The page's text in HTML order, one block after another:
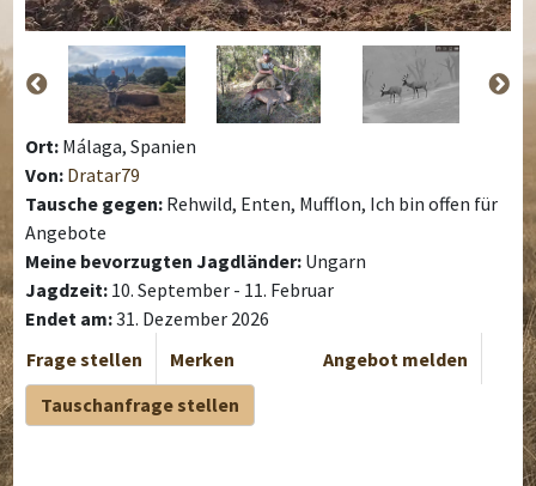
Ort: Málaga, Spanien
Von: Dratar79
Tausche gegen: Rehwild, Enten, Mufflon, Ich bin offen für
Angebote
Meine bevorzugten Jagdländer: Ungarn
Jagdzeit: 10. September - 11. Februar
Endet am:31. Dezember 2026
Frage stellen
Merken
Angebot melden
Tauschanfrage stellen